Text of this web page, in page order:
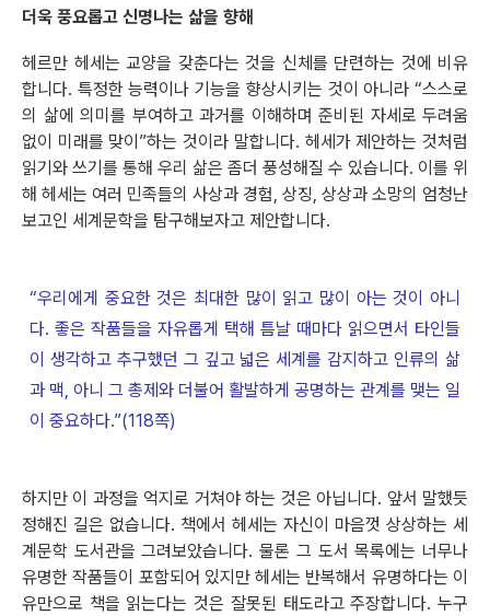
더욱 풍요롭고 신명나는 삶을 향해
헤르만 헤세는 교양을 갖춘다는 것을 신체를 단련하는 것에 비유
합니다. 특정한 능력이나 기능을 향상시키는 것이 아니라 “스스로
의 삶에 의미를 부여하고 과거를 이해하며 준비된 자세로 두려움
없이 미래를 맞이”하는 것이라 말합니다. 헤세가 제안하는 것처럼
읽기와 쓰기를 통해 우리 삶은 좀더 풍성해질 수 있습니다. 이를 위
해 헤세는 여러 민족들의 사상과 경험, 상징, 상상과 소망의 엄청난
보고인 세계문학을 탐구해보자고 제안합니다.
“우리에게 중요한 것은 최대한 많이 읽고 많이 아는 것이 아니
다. 좋은 작품들을 자유롭게 택해 틈날 때마다 읽으면서 타인들
이 생각하고 추구했던 그 깊고 넓은 세계를 감지하고 인류의 삶
과 맥, 아니 그 총제와 더불어 활발하게 공명하는 관계를 맺는 일
이 중요하다.”(118쪽)
하지만 이 과정을 억지로 거쳐야 하는 것은 아닙니다. 앞서 말했듯
정해진 길은 없습니다. 책에서 헤세는 자신이 마음껏 상상하는 세
계문학 도서관을 그려보았습니다. 물론 그 도서 목록에는 너무나
유명한 작품들이 포함되어 있지만 헤세는 반복해서 유명하다는 이
유만으로 책을 읽는다는 것은 잘못된 태도라고 주장합니다. 누구